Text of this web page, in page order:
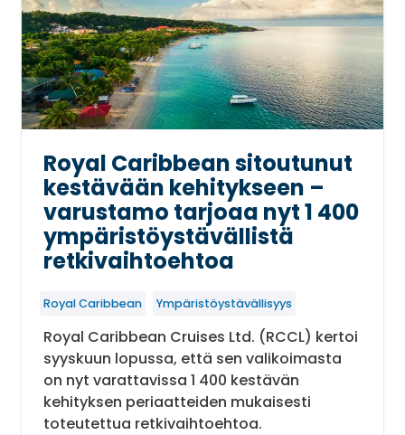
Royal Caribbean sitoutunut
kestävään kehitykseen –
varustamo tarjoaa nyt 1 400
ympäristöystävällistä
retkivaihtoehtoa
Royal Caribbean Ympäristöystävällisyys
Royal Caribbean Cruises Ltd. (RCCL) kertoi
syyskuun lopussa, että sen valikoimasta
on nyt varattavissa 1 400 kestävän
kehityksen periaatteiden mukaisesti
toteutettua retkivaihtoehtoa.